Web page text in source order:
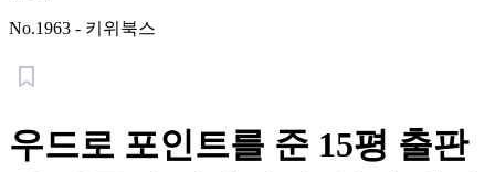
No.1963 - 키위북스
우드로 포인트를 준 15평 출판